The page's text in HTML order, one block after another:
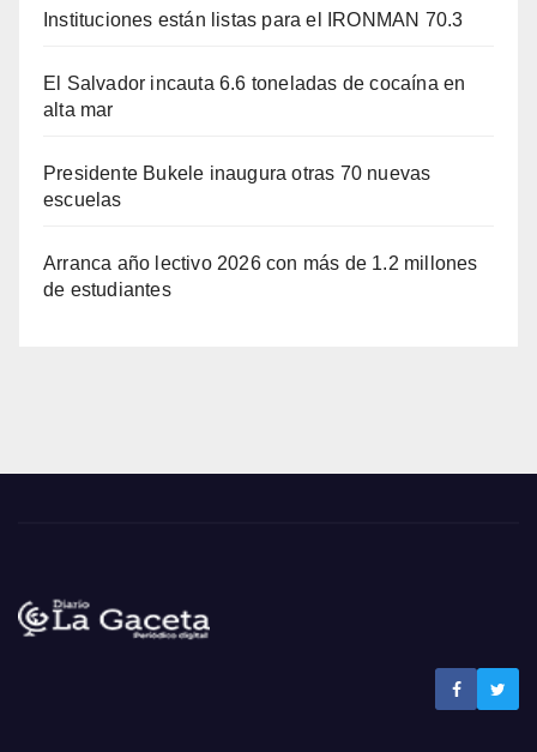
Instituciones están listas para el IRONMAN 70.3
El Salvador incauta 6.6 toneladas de cocaína en
alta mar
Presidente Bukele inaugura otras 70 nuevas
escuelas
Arranca año lectivo 2026 con más de 1.2 millones
de estudiantes